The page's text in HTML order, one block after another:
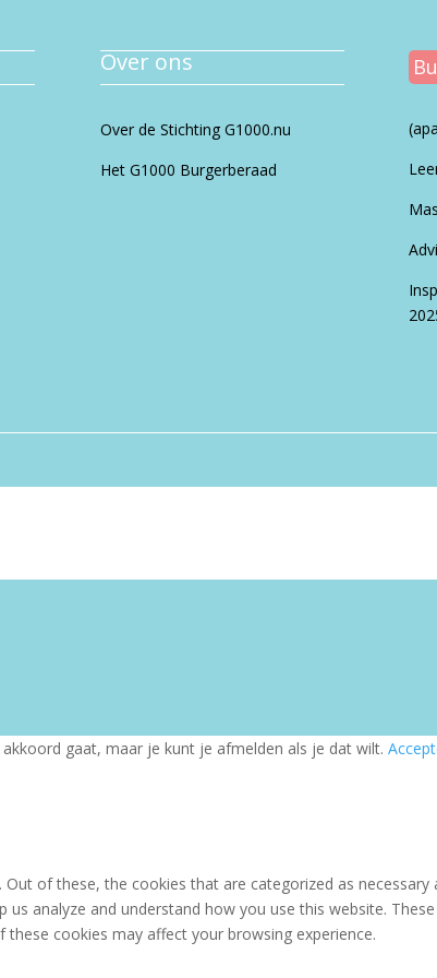
Over ons
Over de Stichting G1000.nu
Het G1000 Burgerberaad
gaat, maar je kunt je afmelden als je dat wilt.
of these, the cookies that are categorized as
analyze and understand how you use this website.
cookies may affect your browsing experience.